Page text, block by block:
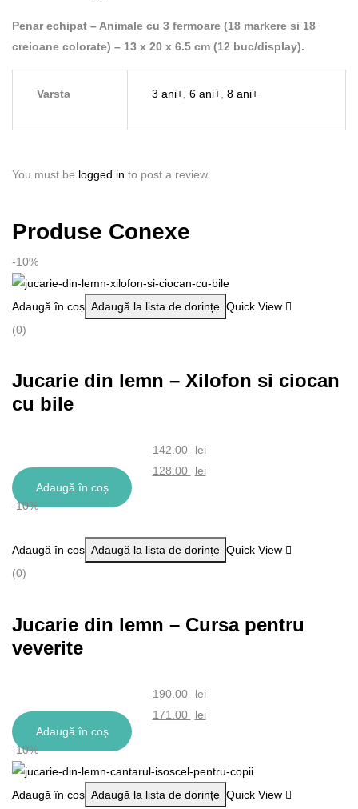
-
13
x
20
(12
Penar echipat – Animale cu 3 fermoare (18 markere si 18
creioane colorate) – 13 x 20 x 6.5 cm (12 buc/display).
Varsta 3 ani+, 6 ani+, 8 ani+
You must be logged in to post a review.
Produse Conexe
-10%
Adaugă în coș Adaugă la lista de dorințe Quick View
(0)
Jucarie din lemn – Xilofon si ciocan
cu bile
142.00 lei
Prețul
142.00 lei.
128.00
lei
128.00 lei.
Adaugă în coș
-10%
Adaugă în coș Adaugă la lista de dorințe Quick View
(0)
Jucarie din lemn – Cursa pentru
veverite
190.00 lei
Prețul
fost:
190.00 lei.
171.00
lei
este:
171.00 lei.
Adaugă în coș
-10%
Adaugă în coș Adaugă la lista de dorințe Quick View